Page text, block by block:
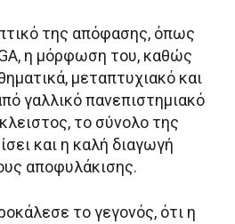
της απόφασης, όπως
η μόρφωση του, καθώς
μεταπτυχιακό και
γαλλικό πανεπιστημιακό
το σύνολο της
και η καλή διαγωγή
αποφυλάκισης.
το γεγονός, ότι η